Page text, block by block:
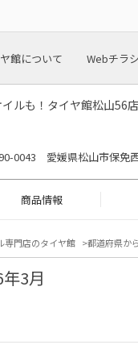
館について Webチラシ
ルも！タイヤ館松山56店
0043 愛媛県松山市保免
商品情報
専門店のタイヤ館 都道府県か
3月